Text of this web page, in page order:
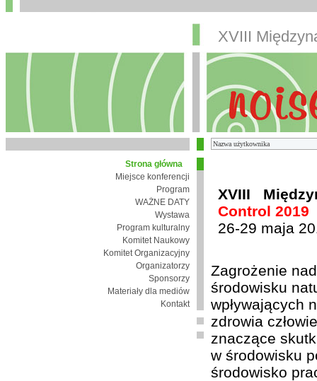
XVIII
Strona główna
Miejsce konferencji
Program
WAŻNE DATY
Wystawa
Program kulturalny
Komitet Naukowy
Komitet Organizacyjny
Organizatorzy
Sponsorzy
Materiały dla mediów
Kontakt
XVIII
Control 2019
26-29 maja
Zagrożenie
środowisku
wpływających
zdrowia
znaczące
w środowisku
środowisko